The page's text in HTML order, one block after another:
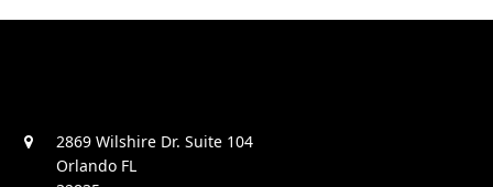
2869 Wilshire Dr. Suite 104
Orlando FL